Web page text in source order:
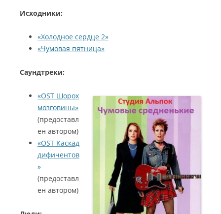
Исходники:
«Холодное сердце 2»
«Чумовая пятница»
Саундтреки:
«OST Шорох
мозговины»
(предоставл
ен автором)
«OST Каскад
дифичентов
»
(предоставл
ен автором)